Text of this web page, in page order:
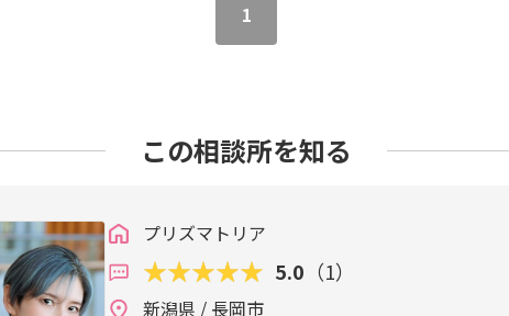
1
この相談所を知る
プリズマトリア
5.0 （1）
新潟県 / 長岡市